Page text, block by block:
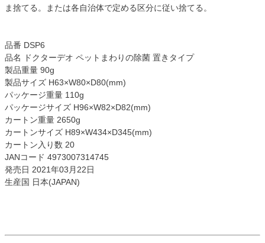
ま捨てる。または各自治体で定める区分に従い捨てる。
品番 DSP6
品名 ドクターデオ ペットまわりの除菌 置きタイプ
製品重量 90g
製品サイズ H63×W80×D80(mm)
パッケージ重量 110g
パッケージサイズ H96×W82×D82(mm)
カートン重量 2650g
カートンサイズ H89×W434×D345(mm)
カートン入り数 20
JANコード 4973007314745
発売日 2021年03月22日
生産国 日本(JAPAN)